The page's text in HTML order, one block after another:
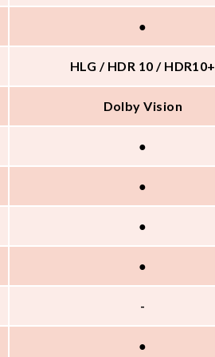
●
HLG / HDR 10 / HDR10+
Dolby Vision
●
●
●
●
-
●